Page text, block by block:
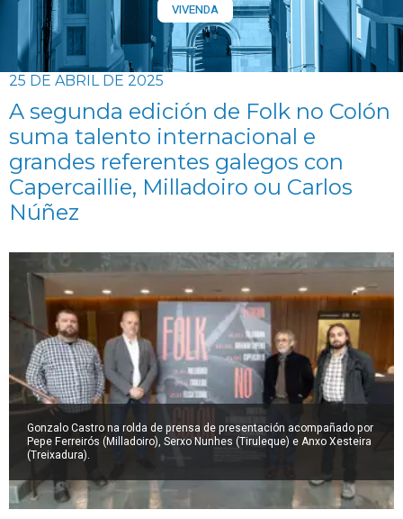
VIVENDA
25 DE ABRIL DE 2025
A segunda edición de Folk no Colón
suma talento internacional e
grandes referentes galegos con
Capercaillie, Milladoiro ou Carlos
Núñez
Gonzalo Castro na rolda de prensa de presentación acompañado por
Pepe Ferreirós (Milladoiro), Serxo Nunhes (Tiruleque) e Anxo Xesteira
(Treixadura).